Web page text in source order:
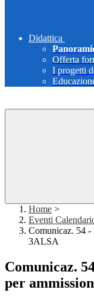
Didattica
Offerta
I progetti
Home >
Eventi
Comunicaz. 54 -
3ALSA
Comunicaz.
per